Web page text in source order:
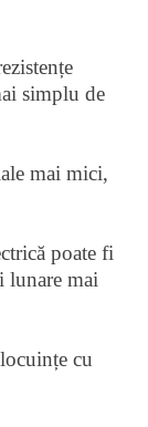
simplu de
mai mici,
poate fi
lunare mai
cu